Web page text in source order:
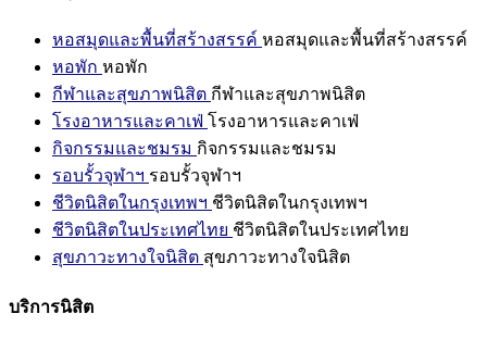
หอสมุดและพื้นที่สร้างสรรค์ หอสมุดและพื้นที่สร้างสรรค์
หอพัก หอพัก
กีฬาและสุขภาพนิสิต กีฬาและสุขภาพนิสิต
โรงอาหารและคาเฟ่ โรงอาหารและคาเฟ่
กิจกรรมและชมรม กิจกรรมและชมรม
รอบรั้วจุฬาฯ รอบรั้วจุฬาฯ
ชีวิตนิสิตในกรุงเทพฯ ชีวิตนิสิตในกรุงเทพฯ
ชีวิตนิสิตในประเทศไทย ชีวิตนิสิตในประเทศไทย
สุขภาวะทางใจนิสิต สุขภาวะทางใจนิสิต
บริการนิสิต